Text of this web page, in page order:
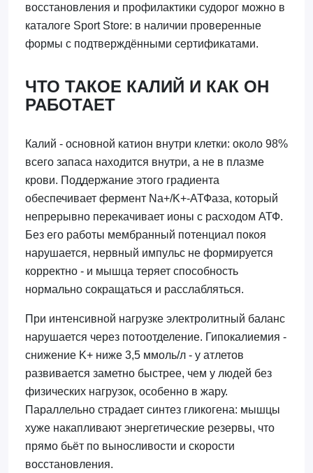
восстановления и профилактики судорог можно в
каталоге Sport Store: в наличии проверенные
формы с подтверждёнными сертификатами.
ЧТО ТАКОЕ КАЛИЙ И КАК ОН
РАБОТАЕТ
Калий - основной катион внутри клетки: около 98%
всего запаса находится внутри, а не в плазме
крови. Поддержание этого градиента
обеспечивает фермент Na+/K+-АТФаза, который
непрерывно перекачивает ионы с расходом АТФ.
Без его работы мембранный потенциал покоя
нарушается, нервный импульс не формируется
корректно - и мышца теряет способность
нормально сокращаться и расслабляться.
При интенсивной нагрузке электролитный баланс
нарушается через потоотделение. Гипокалиемия -
снижение K+ ниже 3,5 ммоль/л - у атлетов
развивается заметно быстрее, чем у людей без
физических нагрузок, особенно в жару.
Параллельно страдает синтез гликогена: мышцы
хуже накапливают энергетические резервы, что
прямо бьёт по выносливости и скорости
восстановления.